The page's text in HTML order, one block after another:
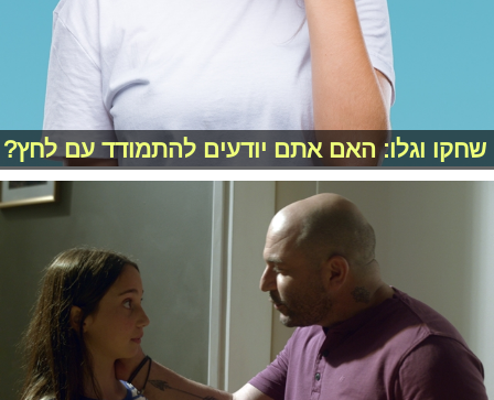
שחקו וגלו: האם אתם יודעים להתמודד עם לחץ?